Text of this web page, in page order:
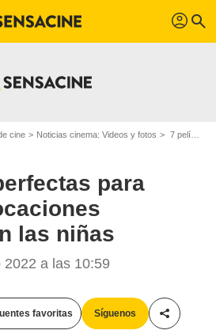
profil search
cine Noticias cinema: Videos y fotos 7 películas perfectas para despertar vocaciones científicas en las niñas
para
las niñas
a las 10:59
favoritas Síguenos